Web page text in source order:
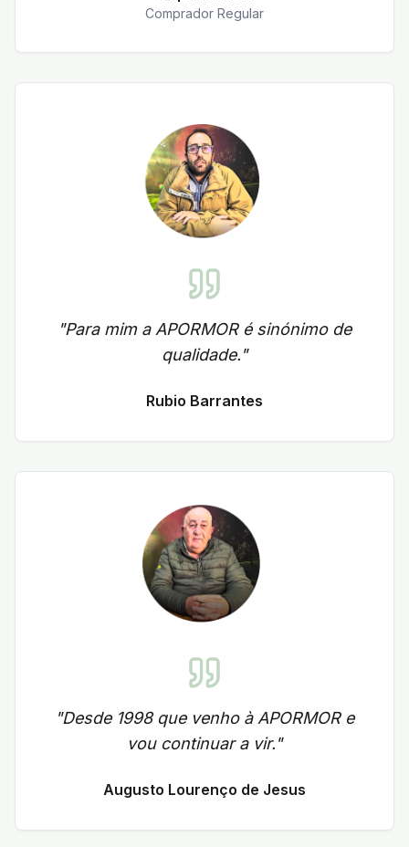
Comprador Regular
"Para mim a APORMOR é sinónimo de
qualidade."
Rubio Barrantes
"Desde 1998 que venho à APORMOR e
vou continuar a vir."
Augusto Lourenço de Jesus